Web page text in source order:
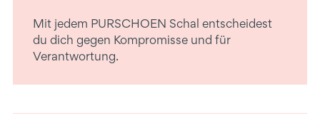
Mit jedem PURSCHOEN Schal entscheidest
du dich gegen Kompromisse und für
Verantwortung.